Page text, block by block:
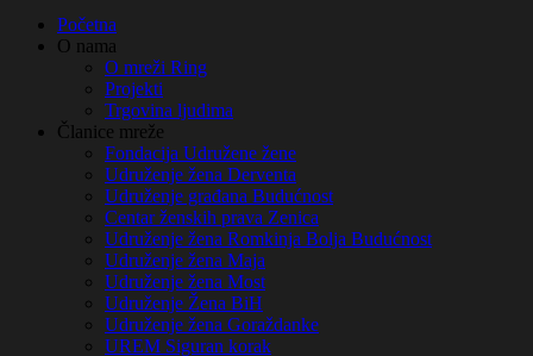
Početna
О nama
O mreži Ring
Projekti
Trgovina ljudima
Članice mreže
Fondacija Udružene žene
Udruženje žena Derventa
Udruženje građana Budućnost
Centar ženskih prava Zenica
Udruženje žena Romkinja Bolja Budućnost
Udruženje žena Maja
Udruženje žena Most
Udruženje Žena BiH
Udruženje žena Goraždanke
UREM Siguran korak